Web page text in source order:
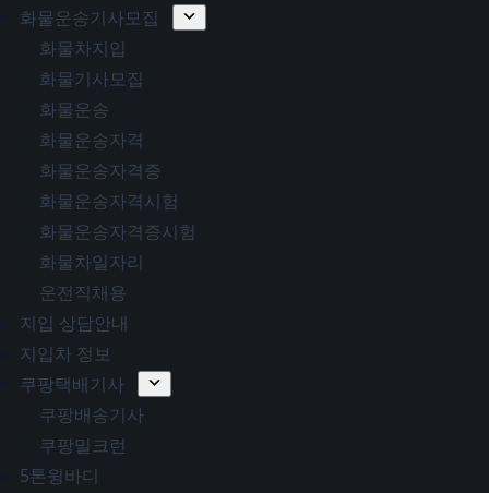
화물운송기사모집
화물차지입
화물기사모집
화물운송
화물운송자격
화물운송자격증
화물운송자격시험
화물운송자격증시험
화물차일자리
운전직채용
지입 상담안내
지입차 정보
쿠팡택배기사
쿠팡배송기사
쿠팡밀크런
5톤윙바디